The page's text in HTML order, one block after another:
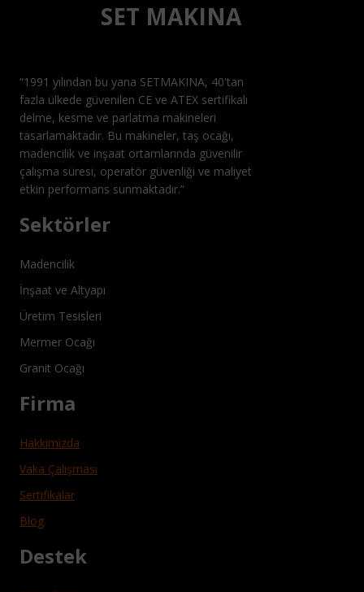
SET MAKINA
“1991 yılından bu yana SETMAKINA, 40'tan
fazla ülkede güvenilen CE ve ATEX sertifikalı
delme, kesme ve parlatma makineleri
tasarlamaktadır. Bu makineler, taş ocağı,
madencilik ve inşaat ortamlarında güvenilir
çalışma süresi, operatör güvenliği ve maliyet
etkin performans sunmaktadır.”
Sektörler
Madencilik
İnşaat ve Altyapı
Üretim Tesisleri
Mermer Ocağı
Granit Ocağı
Firma
Hakkimizda
Vaka Çalışması
Sertifikalar
Blog
Destek